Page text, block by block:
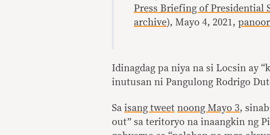
Press Briefing of Presidential
archive), Mayo 4, 2021,
Idinagdag pa niya na si Locsin ay
inutusan ni Pangulong Rodrigo
Sa isang tweet noong Mayo 3,
out” sa teritoryo na inaangkin ng